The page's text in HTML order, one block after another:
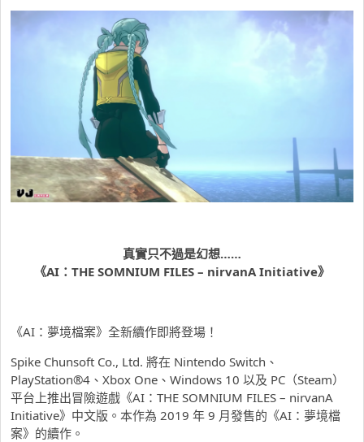
真實只不過是幻想……
《AI：THE SOMNIUM FILES – nirvanA Initiative》
《AI：夢境檔案》全新續作即將登場！
Spike Chunsoft Co., Ltd. 將在 Nintendo Switch、
PlayStation®4、Xbox One、Windows 10 以及 PC（Steam）
平台上推出冒險遊戲《AI：THE SOMNIUM FILES – nirvanA
Initiative》中文版。本作為 2019 年 9 月發售的《AI：夢境檔
案》的續作。